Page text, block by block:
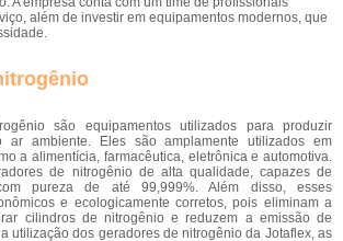
além de investir em equipamentos modernos, que
são equipamentos utilizados para produzir
ar ambiente. Eles são amplamente utilizados em
a alimentícia, farmacêutica, eletrônica e automotiva.
de nitrogênio de alta qualidade, capazes de
pureza de até 99,999%. Além disso, esses
e ecologicamente corretos, pois eliminam a
cilindros de nitrogênio e reduzem a emissão de
utilização dos geradores de nitrogênio da Jotaflex, as